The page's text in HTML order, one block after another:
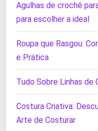
Agulhas de crochê
para escolher a ideal
Roupa que Rasgou:
e Prática
Tudo Sobre Linhas de
Costura Criativa:
Arte de Costurar